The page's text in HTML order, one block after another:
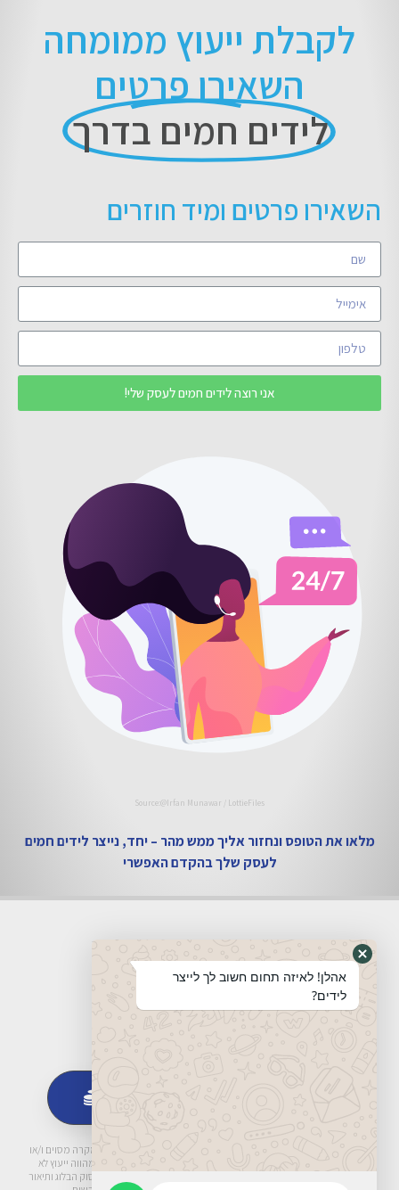
לקבלת ייעוץ ממומחה
השאירו פרטים
לידים חמים בדרך
השאירו פרטים ומיד חוזרים
אני רוצה לידים חמים לעסק שלי!
Source:@Irfan Munawar / LottieFiles
מלאו את הטופס ונחזור אליך ממש מהר – יחד, נייצר לידים חמים
לעסק שלך בהקדם האפשרי
הגבלת אחריות; אין לראות במידע המובא באתר אינטרנט זה התייחסות למקרה מסוים ו/או
לנסיבות ספציפיות. המידע אינו בהכרח שלם או מעודכן. המידע אינו מהווה ייעוץ לא
במישרין ולא בעקיפין. מטרת האתר היא בראש ובראשונה הצגת תחומי עיסוק הבלוג ותיאור
אהלן! לאיזה תחום חשוב לך לייצר
לידים?